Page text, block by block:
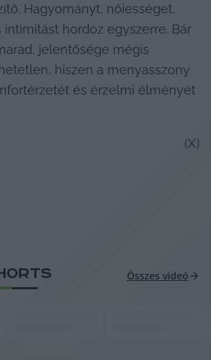
Hagyományt, nőiességet,
intimitást hordoz egyszerre. Bár
jelentősége mégis
hiszen a menyasszony
és érzelmi élményét
(X)
Összes videó